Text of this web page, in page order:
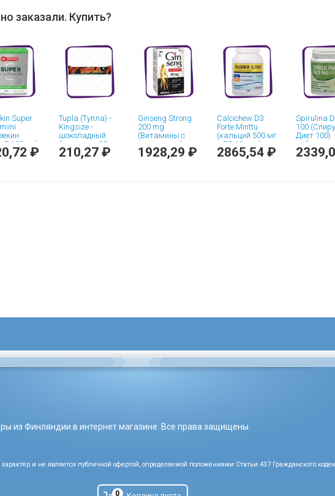
заказали. Купить?
Super
Е 100 мг)
- 60 шт
₽
Tupla (Тупла) -
Kingsize -
шоколадный
батончик - 85 гр.
210,27 ₽
Ginseng Strong
200 mg
(Витамины с
женьшенем)
таблетки - 60
1928,29 ₽
Calcichew D3
Forte Minttu
(кальций 500 мг
и D3 10 мкг)
жевательные
таблетки - 100
2865,54 ₽
Spirulina
100
Диет 100)
таблетки
шт
из Финляндии в интернет магазине. Все права защищены.
и не является публичной офертой, определяемой положениями Статьи 437 Гражданского
Политика конфиденциальности.
0